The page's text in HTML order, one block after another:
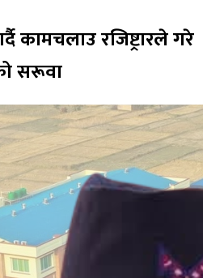
कामचलाउ रजिष्ट्रारले गरे
सरूवा